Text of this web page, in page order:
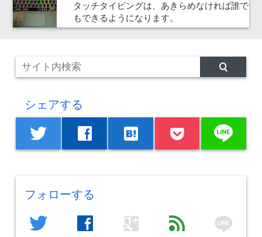
タッチタイピングは、あきらめなければ誰で
もできるようになります。
シェアする
twitter facebook hatenabookmark line
フォローする
twitter facebook google feed line